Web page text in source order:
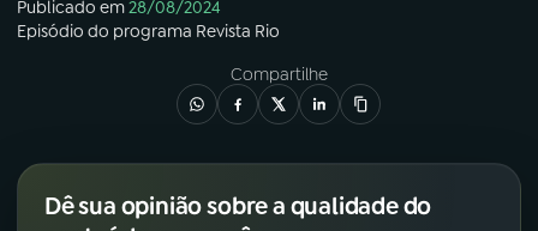
Publicado em28/08/2024
Episódio do programa Revista Rio
Compartilhe
Dê sua opinião sobre a qualidade do